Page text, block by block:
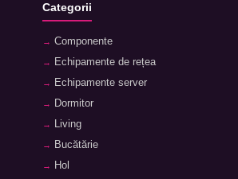
Categorii
Componente
Echipamente de rețea
Echipamente server
Dormitor
Living
Bucătărie
Hol